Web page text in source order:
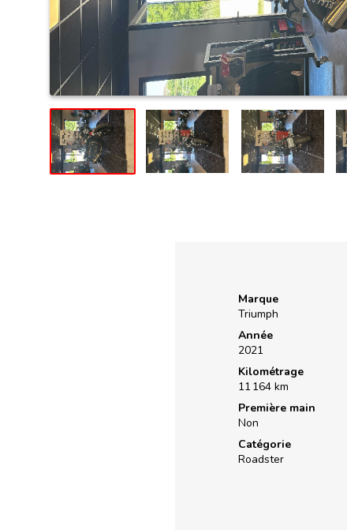
Marque
Triumph
Année
2021
Kilométrage
11 164 km
Première main
Non
Catégorie
Roadster